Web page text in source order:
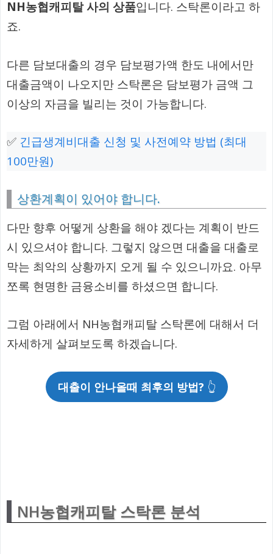
NH농협캐피탈 사의 상품입니다. 스탁론이라고 하
죠.
다른 담보대출의 경우 담보평가액 한도 내에서만
대출금액이 나오지만 스탁론은 담보평가 금액 그
이상의 자금을 빌리는 것이 가능합니다.
✅ 긴급생계비대출 신청 및 사전예약 방법 (최대
100만원)
상환계획이 있어야 합니다.
다만 향후 어떻게 상환을 해야 겠다는 계획이 반드
시 있으셔야 합니다. 그렇지 않으면 대출을 대출로
막는 최악의 상황까지 오게 될 수 있으니까요. 아무
쪼록 현명한 금융소비를 하셨으면 합니다.
그럼 아래에서 NH농협캐피탈 스탁론에 대해서 더
자세하게 살펴보도록 하겠습니다.
대출이 안나올때 최후의 방법? 👆
NH농협캐피탈 스탁론 분석